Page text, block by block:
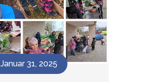
Januar 31, 2025